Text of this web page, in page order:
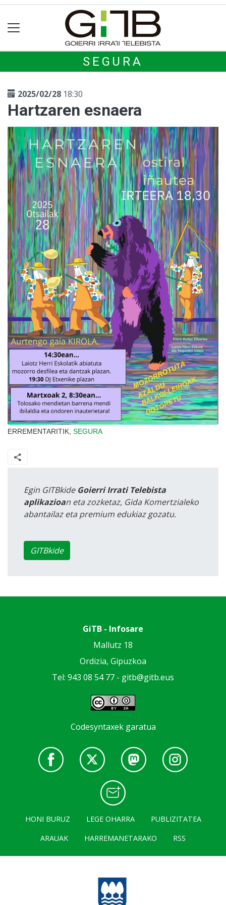
SEGURA
2025/02/28 18:30
Hartzaren esnaera
ERREMENTARITIK, SEGURA
Egin GITBkide Goierri Irrati Telebista
aplikazioan eta zozketaz, Gida Komertzialeko
abantailaz eta premium edukiaz gozatu.
GITBkide
GiTB - Infosare
Mallutz 18
Ordizia, Gipuzkoa
Tel: 943 08 54 77 - gitb@gitb.eus
Codesyntaxek garatua
HONI BURUZ LEGE OHARRA
PUBLIZITATEA
ARAUAK
HARREMANETARAKO RSS